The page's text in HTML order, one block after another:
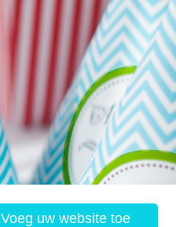
Voeg uw website toe